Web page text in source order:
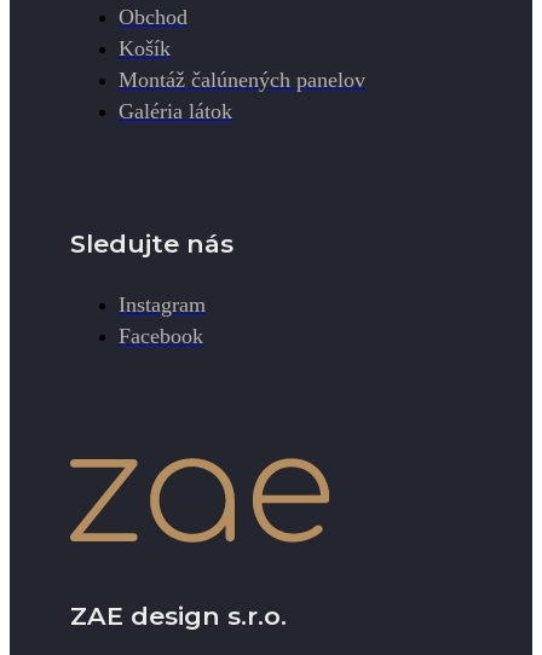
Obchod
Košík
Montáž čalúnených panelov
Galéria látok
Sledujte nás
Instagram
Facebook
ZAE design s.r.o.